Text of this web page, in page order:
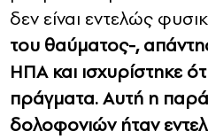
δεν είναι εντελώς
του θαύματος-,
ΗΠΑ και ισχυρίστηκε
πράγματα. Αυτή η
δολοφονιών ήταν